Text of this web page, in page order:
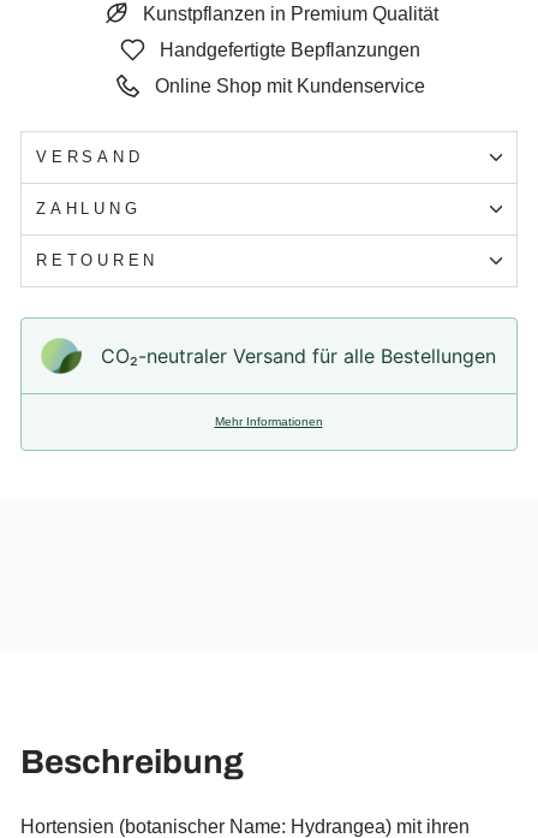
Kunstpflanzen in Premium Qualität
Handgefertigte Bepflanzungen
Online Shop mit Kundenservice
VERSAND
ZAHLUNG
RETOUREN
CO₂-neu­t­raler Versand für alle Bestellungen
Mehr Informationen
Beschreibung
Hortensien (botanischer Name: Hydrangea) mit ihren